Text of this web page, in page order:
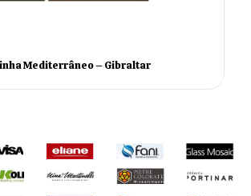
Mediterrâneo – Gibraltar